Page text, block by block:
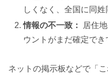
しくなく、全国に同姓
情報の不一致：
居住
ウントがまだ確定でき
ネットの掲示板などで「